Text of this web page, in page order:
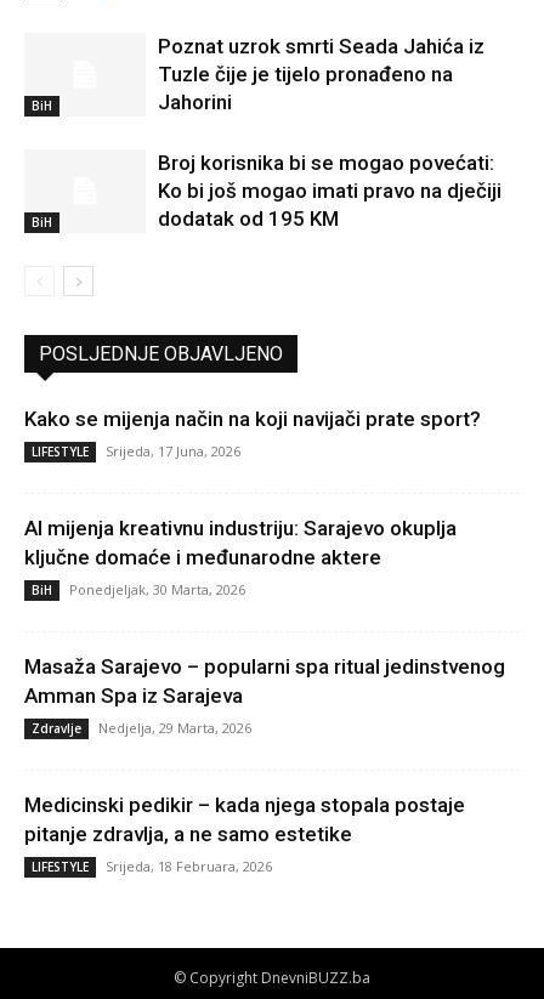
BiH
Poznat uzrok smrti Seada Jahića iz
Tuzle čije je tijelo pronađeno na
Jahorini
BiH
Broj korisnika bi se mogao povećati:
Ko bi još mogao imati pravo na dječiji
dodatak od 195 KM
POSLJEDNJE OBJAVLJENO
Kako se mijenja način na koji navijači prate sport?
LIFESTYLE Srijeda, 17 Juna, 2026
AI mijenja kreativnu industriju: Sarajevo okuplja
ključne domaće i međunarodne aktere
BiH Ponedjeljak, 30 Marta, 2026
Masaža Sarajevo – popularni spa ritual jedinstvenog
Amman Spa iz Sarajeva
Zdravlje Nedjelja, 29 Marta, 2026
Medicinski pedikir – kada njega stopala postaje
pitanje zdravlja, a ne samo estetike
LIFESTYLE Srijeda, 18 Februara, 2026
© Copyright DnevniBUZZ.ba